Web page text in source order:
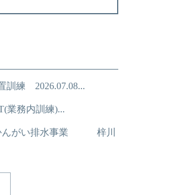
訓練 2026.07.08...
業務内訓練)...
んがい排水事業 梓川